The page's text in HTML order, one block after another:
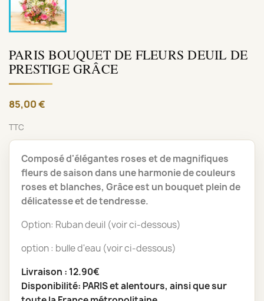
PARIS BOUQUET DE FLEURS DEUIL DE
PRESTIGE GRÂCE
85,00 €
TTC
Composé d'élégantes roses et de magnifiques
fleurs de saison dans une harmonie de couleurs
roses et blanches, Grâce est un bouquet plein de
délicatesse et de tendresse.
Option: Ruban deuil (voir ci-dessous)
option : bulle d'eau (voir ci-dessous)
Livraison : 12.90€
Disponibilité: PARIS et alentours, ainsi que sur